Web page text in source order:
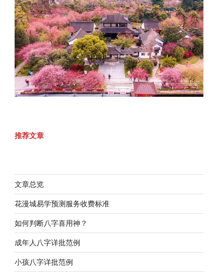
推荐文章
文章总览
花漫城易学预测服务收费标准
如何判断八字喜用神？
成年人八字详批范例
小孩八字详批范例